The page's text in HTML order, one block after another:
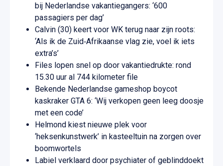
bij Nederlandse vakantiegangers: ‘600
passagiers per dag’
Calvin (30) keert voor WK terug naar zijn roots:
‘Als ik de Zuid‑Afrikaanse vlag zie, voel ik iets
extra’s’
Files lopen snel op door vakantiedrukte: rond
15.30 uur al 744 kilometer file
Bekende Nederlandse gameshop boycot
kaskraker GTA 6: ‘Wij verkopen geen leeg doosje
met een code’
Helmond kiest nieuwe plek voor
‘heksenkunstwerk’ in kasteeltuin na zorgen over
boomwortels
Labiel verklaard door psychiater of geblinddoekt